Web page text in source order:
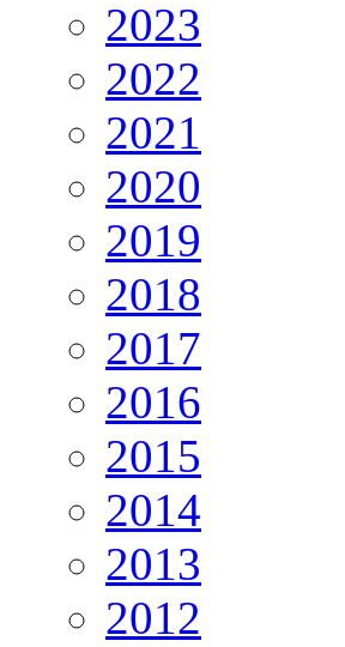
2023
2022
2021
2020
2019
2018
2017
2016
2015
2014
2013
2012